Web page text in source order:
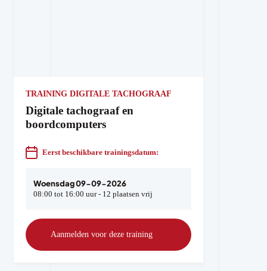
TRAINING DIGITALE TACHOGRAAF
Digitale tachograaf en
boordcomputers
Eerst beschikbare trainingsdatum:
Woensdag 09-09-2026
08:00 tot 16:00 uur - 12 plaatsen vrij
Aanmelden voor deze training